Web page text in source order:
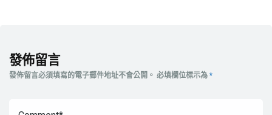
發佈留言
發佈留言必須填寫的電子郵件地址不會公開。 必填欄位標示為 *